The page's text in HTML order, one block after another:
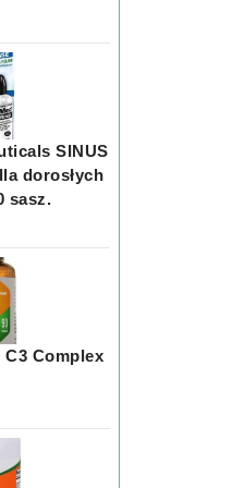
SINUS
dorosłych
sasz.
Complex